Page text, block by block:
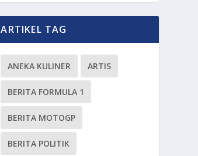
ARTIKEL TAG
ANEKA KULINER ARTIS
BERITA FORMULA 1
BERITA MOTOGP
BERITA POLITIK